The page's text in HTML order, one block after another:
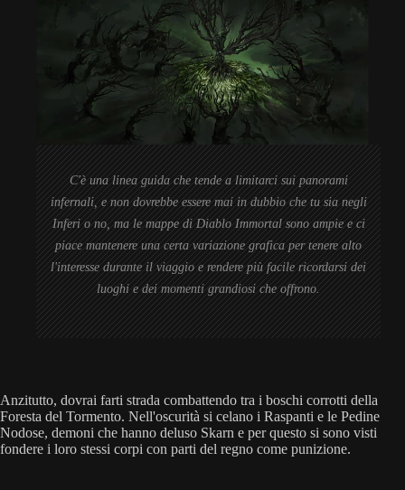
C'è una linea guida che tende a limitarci sui panorami
infernali, e non dovrebbe essere mai in dubbio che tu sia negli
Inferi o no, ma le mappe di Diablo Immortal sono ampie e ci
piace mantenere una certa variazione grafica per tenere alto
l'interesse durante il viaggio e rendere più facile ricordarsi dei
luoghi e dei momenti grandiosi che offrono.
Anzitutto, dovrai farti strada combattendo tra i boschi corrotti della
Foresta del Tormento. Nell'oscurità si celano i Raspanti e le Pedine
Nodose, demoni che hanno deluso Skarn e per questo si sono visti
fondere i loro stessi corpi con parti del regno come punizione.